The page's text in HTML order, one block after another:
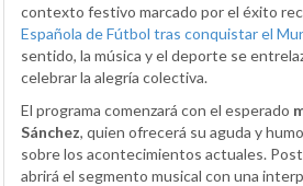
contexto festivo marcado por el éxito
Española de Fútbol tras conquistar el
sentido, la música y el deporte se
celebrar la alegría colectiva.
El programa comenzará con el esperado
Sánchez, quien ofrecerá su aguda y
sobre los acontecimientos actuales.
abrirá el segmento musical con una